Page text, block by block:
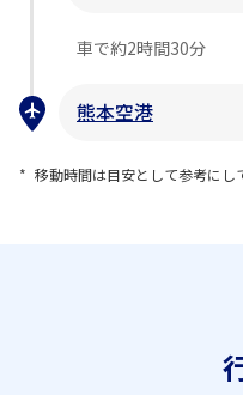
車で約2時間30分
熊本空港
移動時間は目安として参考にし